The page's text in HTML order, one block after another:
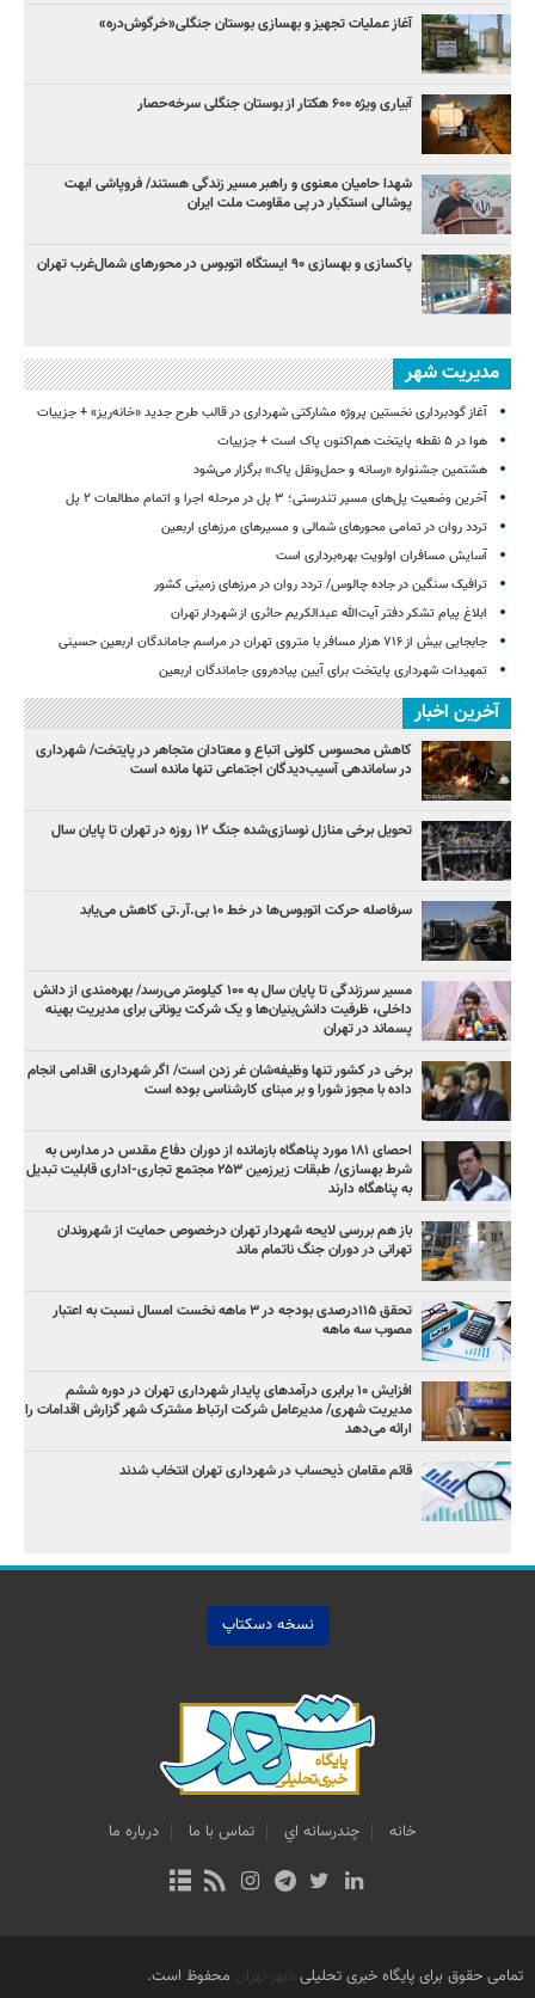
آغاز عملیات تجهیز و بهسازی بوستان جنگلی«خرگوش‌دره»
آبیاری ویژه ۶۰۰ هکتار از بوستان جنگلی سرخه‌حصار
شهدا حامیان معنوی و راهبر مسیر زندگی هستند/ فروپاشی ابهت
پوشالی استکبار در پی مقاومت ملت ایران
پاکسازی و بهسازی ۹۰ ایستگاه اتوبوس در محورهای شمال‌غرب تهران
مدیریت شهر
آغاز گودبرداری نخستین پروژه مشارکتی شهرداری در قالب طرح جدید «خانه‌ریز» + جزییات
هوا در ۵ نقطه پایتخت هم‌اکنون پاک است + جزییات
هشتمین جشنواره «رسانه و حمل‌ونقل پاک» برگزار می‌شود
آخرین وضعیت پل‌های مسیر تندرستی؛ ۳ پل در مرحله اجرا و اتمام مطالعات ۲ پل
تردد روان در تمامی محورهای شمالی و مسیرهای مرزهای اربعین
آسایش مسافران اولویت بهره‌برداری است
ترافیک سنگین در جاده چالوس/ تردد روان در مرزهای زمینی کشور
ابلاغ پیام تشکر دفتر آیت‌الله عبدالکریم حائری از شهردار تهران
جابجایی بیش از ۷۱۶ هزار مسافر با متروی تهران در مراسم جاماندگان اربعین حسینی
تمهیدات شهرداری پایتخت برای آیین پیاده‌روی جاماندگان اربعین
آخرین اخبار
کاهش محسوس کلونی اتباع و معتادان متجاهر در پایتخت/ شهرداری
در ساماندهی آسیب‌دیدگان اجتماعی تنها مانده است
تحویل برخی منازل نوسازی‌شده جنگ ۱۲ روزه در تهران تا پایان سال
سرفاصله حرکت اتوبوس‌ها در خط ۱۰ بی‌.آر.تی کاهش می‌یابد
مسیر سرزندگی تا پایان سال به ۱۰۰ کیلومتر می‌رسد/ بهره‌مندی از دانش
داخلی، ظرفیت دانش‌بنیان‌ها و یک شرکت یونانی برای مدیریت بهینه
پسماند در تهران
برخی در کشور تنها وظیفه‌شان غر زدن است/ اگر شهرداری اقدامی انجام
داده با مجوز شورا و بر مبنای کارشناسی بوده است
احصای ۱۸۱ مورد پناهگاه بازمانده از دوران دفاع مقدس در مدارس به
شرط بهسازی/ طبقات زیرزمین ۲۵۳ مجتمع تجاری-اداری قابلیت تبدیل
به پناهگاه دارند
باز هم بررسی لایحه شهردار تهران درخصوص حمایت از شهروندان
تهرانی در دوران جنگ ناتمام ماند
تحقق ۱۱۵درصدی بودجه در ۳ ماهه نخست امسال نسبت به اعتبار
مصوب سه ماهه
افزایش ۱۰ برابری درآمدهای پایدار شهرداری تهران در دوره ششم
مدیریت شهری/ مدیرعامل شرکت ارتباط مشترک شهر گزارش اقدامات را
ارائه می‌دهد
قائم مقامان ذیحساب در شهرداری تهران انتخاب شدند
نسخه دسکتاپ
خانه چندرسانه اي تماس با ما درباره ما
تمامی حقوق برای پایگاه خبری تحلیلی شهر تهران محفوظ است.